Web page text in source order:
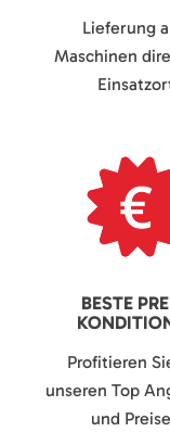
Lieferung
Maschinen
BESTE
Profitieren
unseren Top
und